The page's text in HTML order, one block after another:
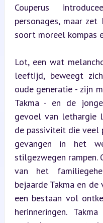
Couperus
personages, maar
soort moreel kompas
Lot, een wat
leeftijd, beweegt
oude generatie - zijn
Takma - en de
gevoel van lethargie
de passiviteit die veel
gevangen in het
stilgezwegen rampen.
van het
bejaarde Takma en
een bestaan vol
herinneringen.